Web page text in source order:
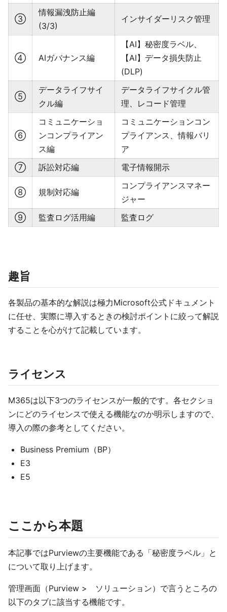
③
情報漏洩防止編
(3/3)
インサイダーリスク管理
④ AIガバナンス編
【AI】秘密度ラベル、
【AI】データ損失防止
(DLP)
⑤
データライフサイ
クル編
データライフサイクル管
理、レコード管理
⑥
コミュニケーショ
ンコンプライアン
ス編
コミュニケーションコン
プライアンス、情報バリ
ア
⑦
訴訟対応編 電子情報開示
⑧ 規制対応編
コンプライアンスマネー
ジャー
⑨
監査ログ活用編 監査ログ
趣旨
各製品の基本的な解説は極力Microsoft公式ドキュメント
に任せ、実際に導入するときの検討ポイントに絞って解説
することを心がけて記載しています。
ライセンス
M365は以下3つのライセンスが一般的です。各セクショ
ンにどのライセンスで使える機能なのか明示しますので、
導入の際の参考としてください。
Business Premium（BP）
E3
E5
ここから本題
本記事ではPurviewの主要機能である「秘密度ラベル」と
について取り上げます。
管理画面（Purview > ソリューション）で言うところの
以下のタブに該当する機能です。